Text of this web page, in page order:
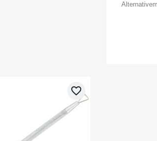
favorite_border